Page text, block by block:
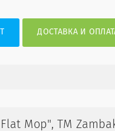
ДОСТАВКА И
Mop", ТМ